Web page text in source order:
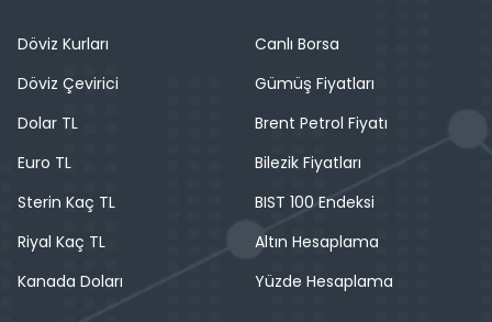
Döviz Kurları
Döviz Çevirici
Dolar TL
Euro TL
Sterin Kaç TL
Riyal Kaç TL
Kanada Doları
Canlı Borsa
Gümüş Fiyatları
Brent Petrol Fiyatı
Bilezik Fiyatları
BIST 100 Endeksi
Altın Hesaplama
Yüzde Hesaplama